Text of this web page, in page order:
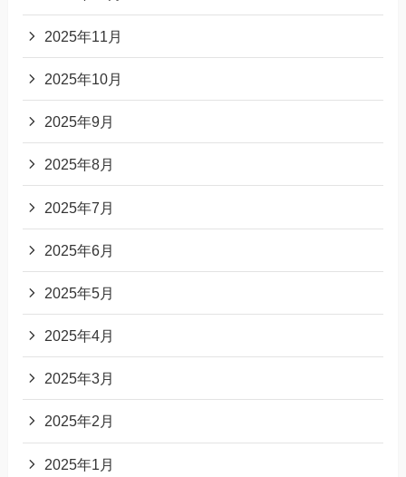
2025年11月
2025年10月
2025年9月
2025年8月
2025年7月
2025年6月
2025年5月
2025年4月
2025年3月
2025年2月
2025年1月